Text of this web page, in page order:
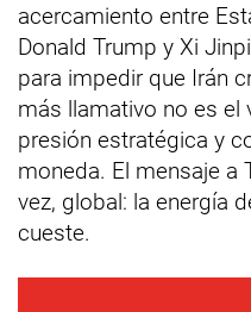
acercamiento entre
Donald Trump y Xi
para impedir que Irán
más llamativo no es el
presión estratégica y
moneda. El mensaje a
vez, global: la energía
cueste.